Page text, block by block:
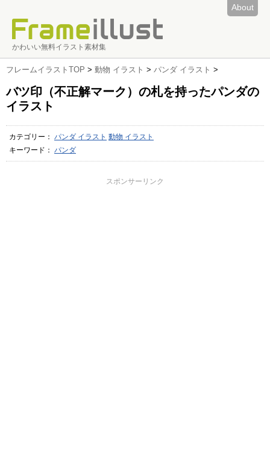
About
かわいい無料イラスト素材集
フレームイラストTOP > 動物 イラスト > パンダ イラスト >
バツ印（不正解マーク）の札を持ったパンダの
イラスト
カテゴリー： パンダ イラスト 動物 イラスト
キーワード： パンダ
スポンサーリンク